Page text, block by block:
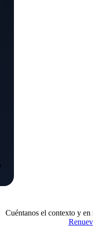
Cuéntanos el contexto y en